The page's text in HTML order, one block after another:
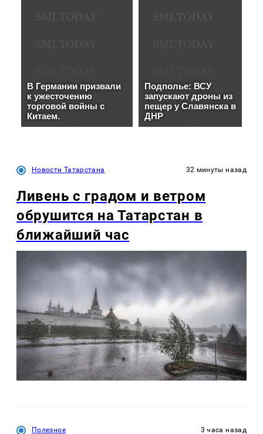
Новости Татарстана 32 минуты назад
Ливень с градом и ветром
обрушится на Татарстан в
ближайший час
Полезное 3 часа назад